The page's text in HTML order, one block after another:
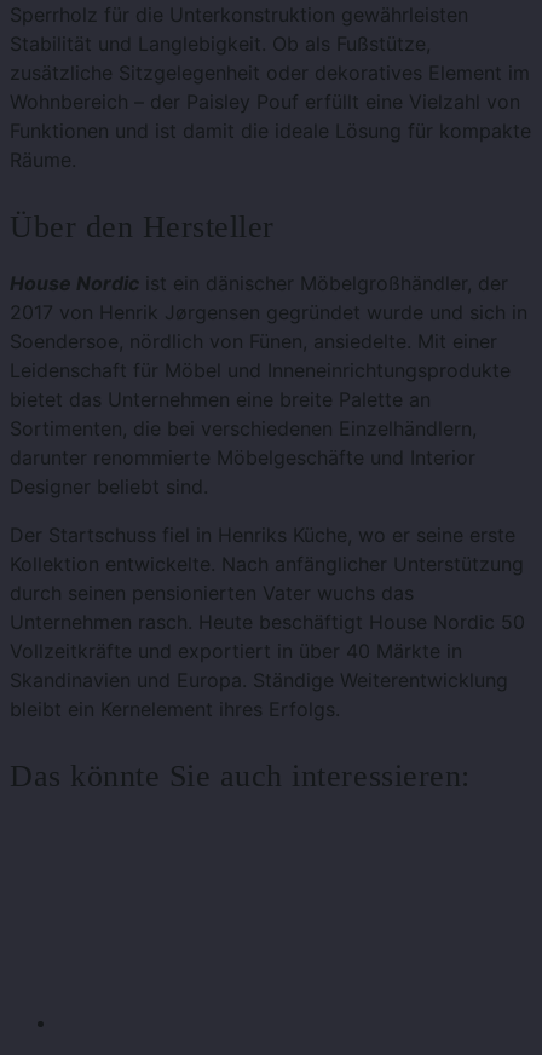
Sperrholz für die Unterkonstruktion gewährleisten
Stabilität und Langlebigkeit. Ob als Fußstütze,
zusätzliche Sitzgelegenheit oder dekoratives Element im
Wohnbereich – der Paisley Pouf erfüllt eine Vielzahl von
Funktionen und ist damit die ideale Lösung für kompakte
Räume.
Über den Hersteller
House Nordic ist ein dänischer Möbelgroßhändler, der
2017 von Henrik Jørgensen gegründet wurde und sich in
Soendersoe, nördlich von Fünen, ansiedelte. Mit einer
Leidenschaft für Möbel und Inneneinrichtungsprodukte
bietet das Unternehmen eine breite Palette an
Sortimenten, die bei verschiedenen Einzelhändlern,
darunter renommierte Möbelgeschäfte und Interior
Designer beliebt sind.
Der Startschuss fiel in Henriks Küche, wo er seine erste
Kollektion entwickelte. Nach anfänglicher Unterstützung
durch seinen pensionierten Vater wuchs das
Unternehmen rasch. Heute beschäftigt House Nordic 50
Vollzeitkräfte und exportiert in über 40 Märkte in
Skandinavien und Europa. Ständige Weiterentwicklung
bleibt ein Kernelement ihres Erfolgs.
Das könnte Sie auch interessieren: